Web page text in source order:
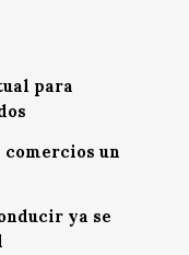
para
un
ya se